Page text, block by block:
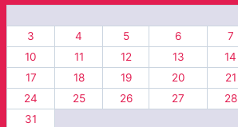
3
4 5 6 7
10
11 12 13 14
17
18 19 20 21
24
25 26 27 28
31